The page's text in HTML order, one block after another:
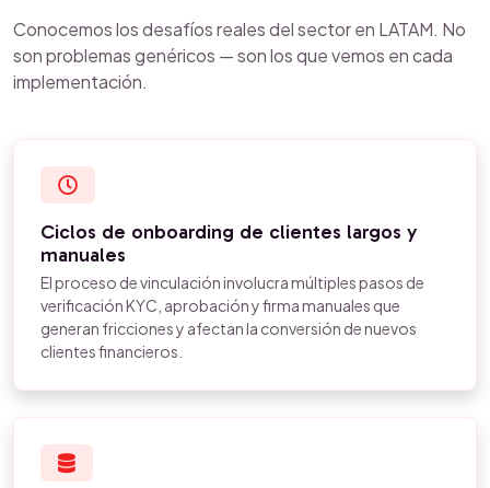
Conocemos los desafíos reales del sector en LATAM. No
son problemas genéricos — son los que vemos en cada
implementación.
Ciclos de onboarding de clientes largos y
manuales
El proceso de vinculación involucra múltiples pasos de
verificación KYC, aprobación y firma manuales que
generan fricciones y afectan la conversión de nuevos
clientes financieros.